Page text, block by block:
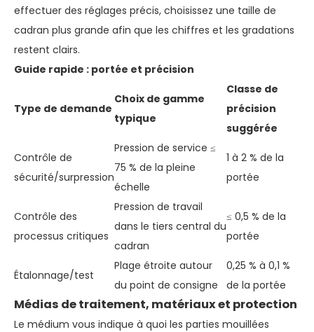
effectuer des réglages précis, choisissez une taille de
cadran plus grande afin que les chiffres et les gradations
restent clairs.
Guide rapide : portée et précision
Type de demande
Choix de gamme
typique
Classe de
précision
suggérée
Contrôle de
sécurité/surpression
Pression de service ≤
75 % de la pleine
échelle
1 à 2 % de la
portée
Contrôle des
processus critiques
Pression de travail
dans le tiers central du
cadran
≤ 0,5 % de la
portée
Étalonnage/test
Plage étroite autour
du point de consigne
0,25 % à 0,1 %
de la portée
Médias de traitement, matériaux et protection
Le médium vous indique à quoi les parties mouillées